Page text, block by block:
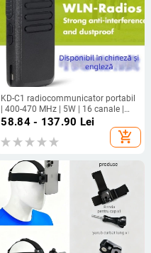
KD-C1 radiocommunicator portabil
| 400-470 MHz | 5W | 16 canale |
rază 3-5 km | Li‑ion 1500 mAh |
58.84 - 137.90 Lei
add_shopping_cart